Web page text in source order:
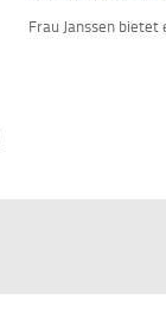
Frau Janssen